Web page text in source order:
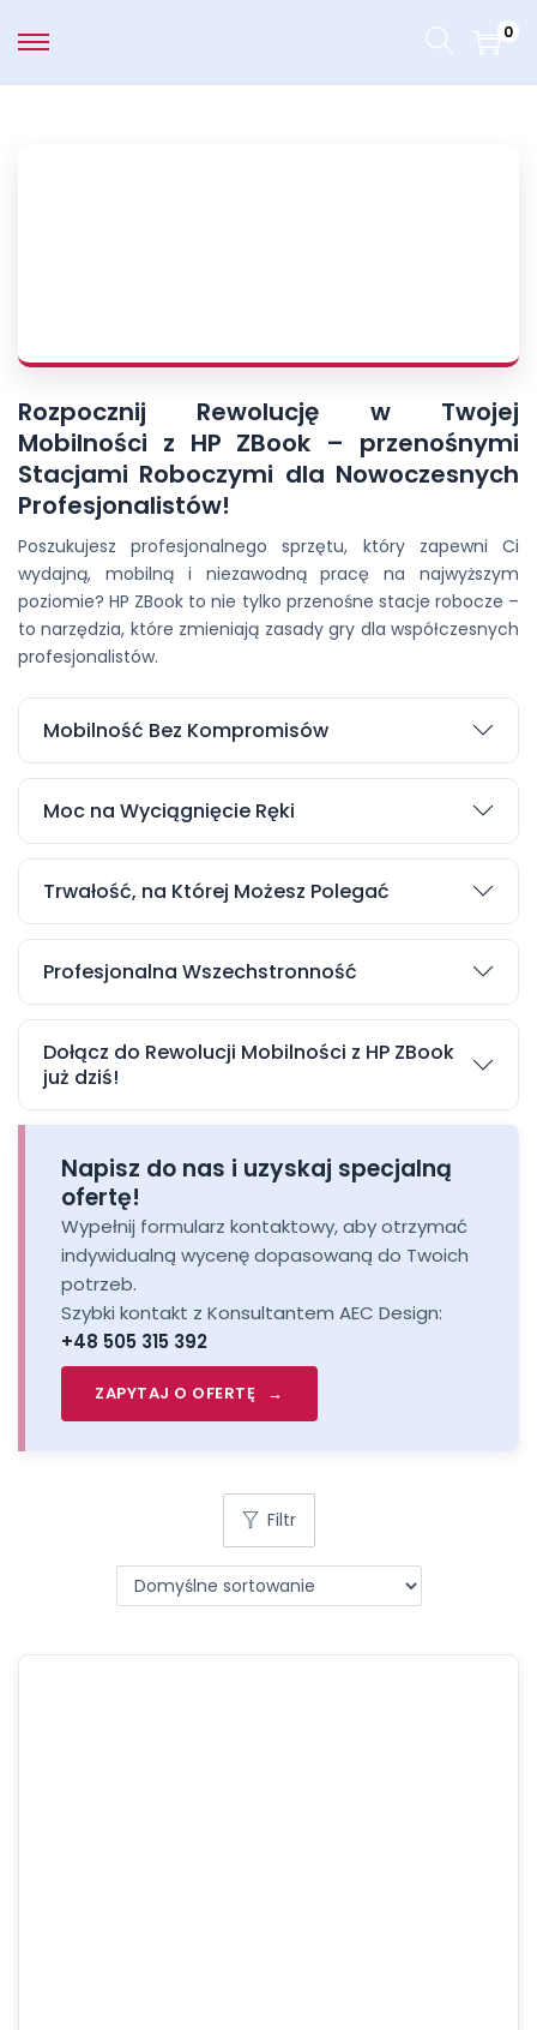
0
Rozpocznij Rewolucję w Twojej
Mobilności z HP ZBook – przenośnymi
Stacjami Roboczymi dla Nowoczesnych
Profesjonalistów!
Poszukujesz profesjonalnego sprzętu, który zapewni Ci
wydajną, mobilną i niezawodną pracę na najwyższym
poziomie? HP ZBook to nie tylko przenośne stacje robocze –
to narzędzia, które zmieniają zasady gry dla współczesnych
profesjonalistów.
Mobilność Bez Kompromisów
Dzięki HP ZBook możesz pracować w terenie,
podróżować i realizować projekty w dowolnym
ultralekkie i wytrzymałe, zapewniając niezrównaną
mobilność bez rezygnacji z wydajności.
Moc na Wyciągnięcie Ręki
Zapomnij o kompromisach w wydajności. HP ZBook
jest wyposażony w najnowsze procesory i karty
pracy nawet przy najbardziej złożonych zadaniach.
Trwałość, na Której Możesz Polegać
Zbudowany z myślą o wytrzymałości i niezawodności,
HP ZBook przetrwa każde wyzwanie. Solidna
bezpieczeństwo Twoich danych i spokój umysłu w
każdych warunkach.
Profesjonalna Wszechstronność
Niech Twój sprzęt rośnie wraz z Tobą. HP ZBook
oferuje szeroki zakres konfiguracji i opcji
rozszerzalności, pozwalając dostosować go do
Dołącz do Rewolucji Mobilności z HP ZBook
już dziś!
Przyłącz się do profesjonalistów, którzy już teraz
ZBook. Odkryj nowy standard wydajności, mobilności i
niezawodności. Wybierz HP ZBook – wybierz przyszłość
Twojej pracy!
Napisz do nas i uzyskaj specjalną
ofertę!
Wypełnij formularz kontaktowy, aby otrzymać
indywidualną wycenę dopasowaną do Twoich
potrzeb.
Szybki kontakt z Konsultantem AEC Design:
+48 505 315 392
ZAPYTAJ O OFERTĘ
Filtr